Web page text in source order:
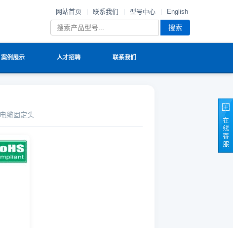
网站首页 联系我们 型号中心 English
搜索
案例展示 人才招聘 联系我们
缆固定头